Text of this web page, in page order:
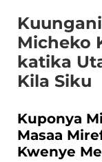
Micheko
katika
Kila Siku
Kuponya
Masaa
Kwenye